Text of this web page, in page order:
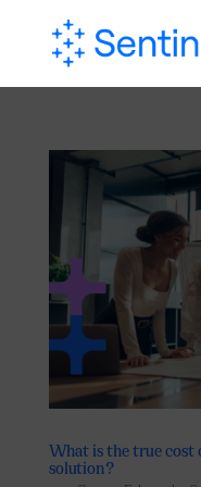
What is the true
solution?